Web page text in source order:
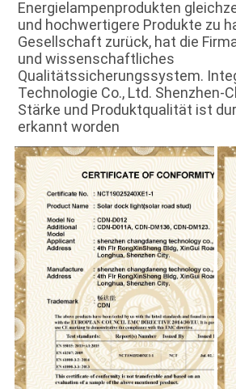
Energielampenprodukten
und hochwertigere Produkte zu
Gesellschaft zurück, hat die
und wissenschaftliches
Qualitätssicherungssystem.
Technologie Co., Ltd. Shenzhen-
Stärke und Produktqualität ist
erkannt worden